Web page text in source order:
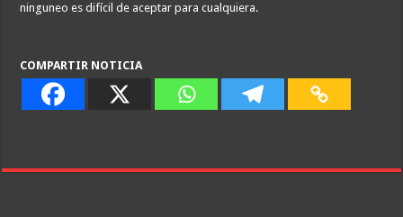
ninguneo es difícil de aceptar para cualquiera.
COMPARTIR NOTICIA